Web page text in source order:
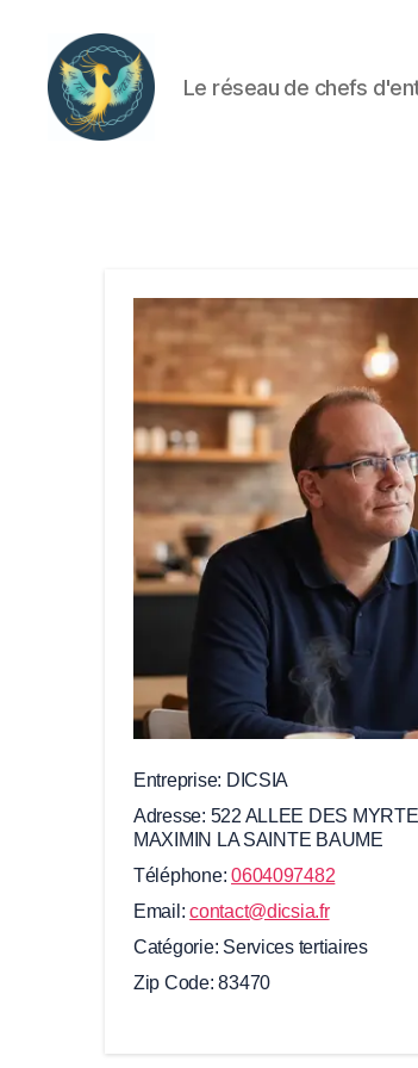
Le réseau de chefs
Entreprise DICSIA
Adresse 522 ALLEE DES
MAXIMIN LA SAINTE BAUME
Téléphone 0604097482
Email
contact@dicsia.fr
Catégorie Services tertiaires
Zip Code 83470